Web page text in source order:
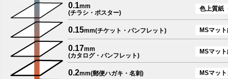
0.1mm
(チラシ・ポスター)
色上質紙
0.15mm(チケット・パンフレット) MSマッ
0.17mm
(カタログ・パンフレット)
MSマッ
0.2mm(郵便ハガキ・名刺) MSマッ